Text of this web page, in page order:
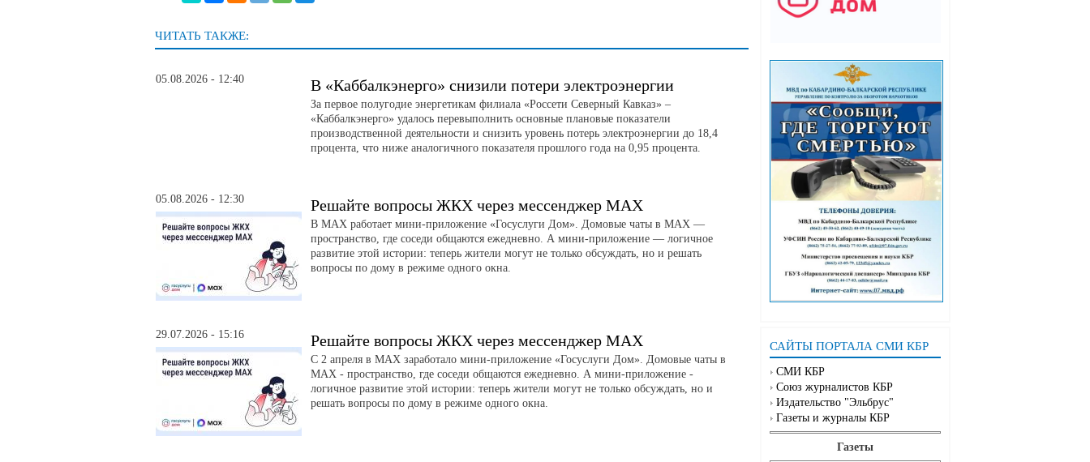
САЙТЫ ПОРТАЛА СМИ КБР
СМИ КБР
Союз журналистов КБР
Издательство "Эльбрус"
Газеты и журналы КБР
Газеты
ЧИТАТЬ ТАКЖЕ:
05.08.2026 - 12:40 В «Каббалкэнерго» снизили потери электроэнергии
За первое полугодие энергетикам филиала «Россети Северный Кавказ» –
«Каббалкэнерго» удалось перевыполнить основные плановые показатели
производственной деятельности и снизить уровень потерь электроэнергии до 18,4
процента, что ниже аналогичного показателя прошлого года на 0,95 процента.
05.08.2026 - 12:30 Решайте вопросы ЖКХ через мессенджер MAX
В MAX работает мини-приложение «Госуслуги Дом». Домовые чаты в MAX —
пространство, где соседи общаются ежедневно. А мини-приложение — логичное
развитие этой истории: теперь жители могут не только обсуждать, но и решать
вопросы по дому в режиме одного окна.
29.07.2026 - 15:16 Решайте вопросы ЖКХ через мессенджер MAX
С 2 апреля в MAX заработало мини-приложение «Госуслуги Дом». Домовые чаты в
MAX - пространство, где соседи общаются ежедневно. А мини-приложение -
логичное развитие этой истории: теперь жители могут не только обсуждать, но и
решать вопросы по дому в режиме одного окна.